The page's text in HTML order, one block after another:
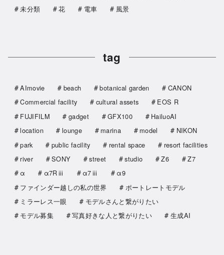
未分類
花 電車 風景
tag
AImovie beach botanical garden
CANON
Commercial facility
cultural assets
EOS R
FUJIFILM
gadget GFX100
HailuoAI
location
lounge marina model
NIKON
park
public facility rental space
resort facilities
river
SONY street studio Z6
Z7
α
α7Rⅲ α7ⅲ
α9
ファインダー越しの私の世界
ポートレートモデル
ミラーレス一眼
モデルさんと繋がりたい
モデル募集
写真好きな人と繋がりたい 生成AI